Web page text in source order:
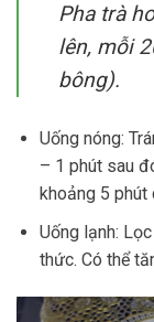
Pha trà
lên, mỗi
bông).
Uống nóng:
– 1 phút sau
khoảng 5
Uống lạnh:
thức. Có thể